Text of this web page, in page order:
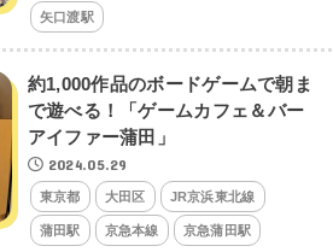
矢口渡駅
約1,000作品のボードゲームで朝ま
で遊べる！「ゲームカフェ＆バー
アイファー蒲田」
2024.05.29
東京都 大田区 JR京浜東北線
蒲田駅 京急本線 京急蒲田駅